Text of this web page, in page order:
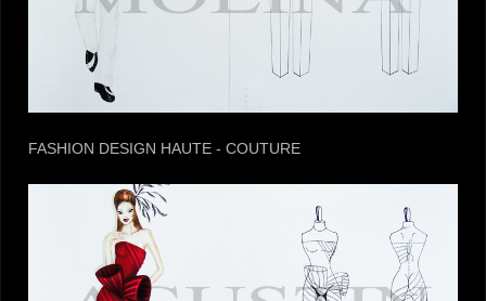
FASHION DESIGN HAUTE - COUTURE